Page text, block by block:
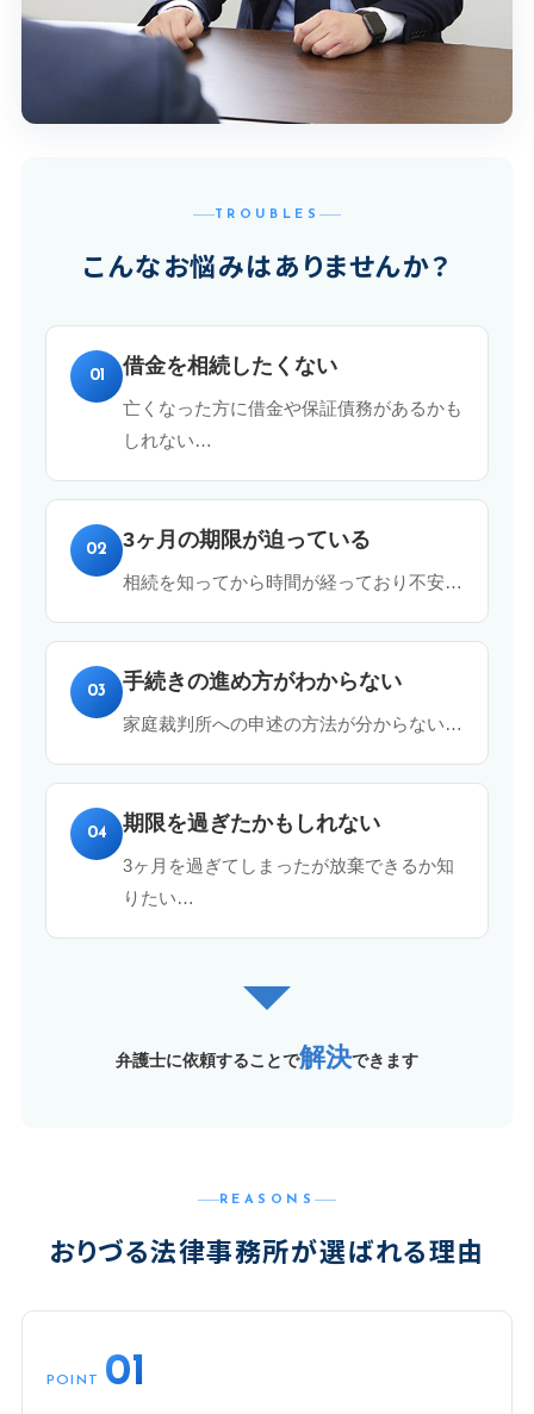
TROUBLES
こんなお悩みはありませんか？
01 借金を相続したくない
亡くなった方に借金や保証債務があるかも
しれない…
02 3ヶ月の期限が迫っている
相続を知ってから時間が経っており不安…
03 手続きの進め方がわからない
家庭裁判所への申述の方法が分からない…
04 期限を過ぎたかもしれない
3ヶ月を過ぎてしまったが放棄できるか知
りたい…
弁護士に依頼することで解決できます
REASONS
おりづる法律事務所が選ばれる理由
POINT 01